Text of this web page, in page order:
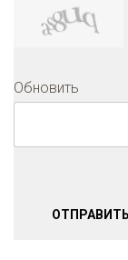
Обновить
ОТПРАВИТЬ